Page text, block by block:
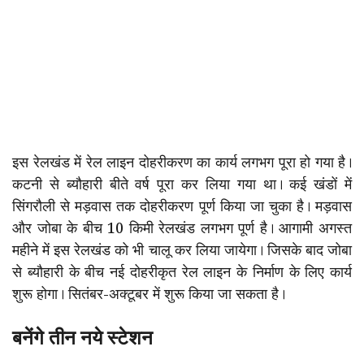
इस रेलखंड में रेल लाइन दोहरीकरण का कार्य लगभग पूरा हो गया है।
कटनी से ब्यौहारी बीते वर्ष पूरा कर लिया गया था। कई खंडों में
सिंगरौली से मड़वास तक दोहरीकरण पूर्ण किया जा चुका है। मड़वास
और जोबा के बीच 10 किमी रेलखंड लगभग पूर्ण है। आगामी अगस्त
महीने में इस रेलखंड को भी चालू कर लिया जायेगा। जिसके बाद जोबा
से ब्यौहारी के बीच नई दोहरीकृत रेल लाइन के निर्माण के लिए कार्य
शुरू होगा। सितंबर-अक्टूबर में शुरू किया जा सकता है।
बनेंगे तीन नये स्टेशन